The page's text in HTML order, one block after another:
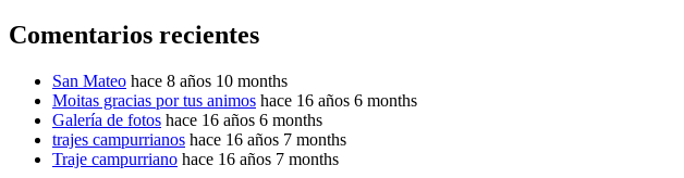
Comentarios recientes
San Mateo hace 8 años 10 months
Moitas gracias por tus animos hace 16 años 6 months
Galería de fotos hace 16 años 6 months
trajes campurrianos hace 16 años 7 months
Traje campurriano hace 16 años 7 months